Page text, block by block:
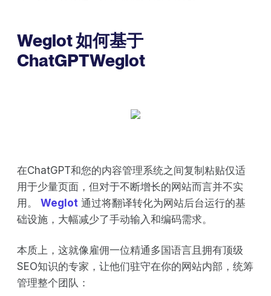
Weglot 如何基于
ChatGPTWeglot
在ChatGPT和您的内容管理系统之间复制粘贴仅适
用于少量页面，但对于不断增长的网站而言并不实
用。 Weglot 通过将翻译转化为网站后台运行的基
础设施，大幅减少了手动输入和编码需求。
本质上，这就像雇佣一位精通多国语言且拥有顶级
SEO知识的专家，让他们驻守在你的网站内部，统筹
管理整个团队：